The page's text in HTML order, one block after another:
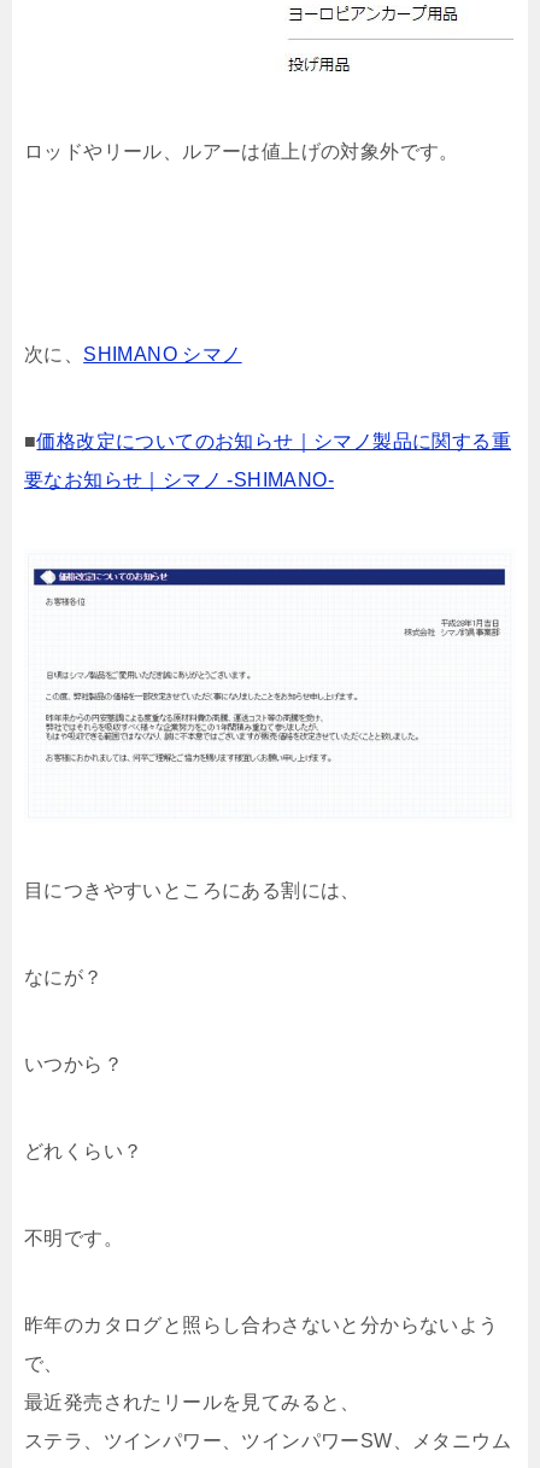
ロッドやリール、ルアーは値上げの対象外です。
次に、 SHIMANO シマノ
■価格改定についてのお知らせ｜シマノ製品に関する重
要なお知らせ｜シマノ -SHIMANO-
目につきやすいところにある割には、
なにが？
いつから？
どれくらい？
不明です。
昨年のカタログと照らし合わさないと分からないよう
で、
最近発売されたリールを見てみると、
ステラ、ツインパワー、ツインパワーSW、メタニウム